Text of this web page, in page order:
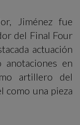
Jiménez fue
del Final Four
actuación
en
artillero del
como una pieza